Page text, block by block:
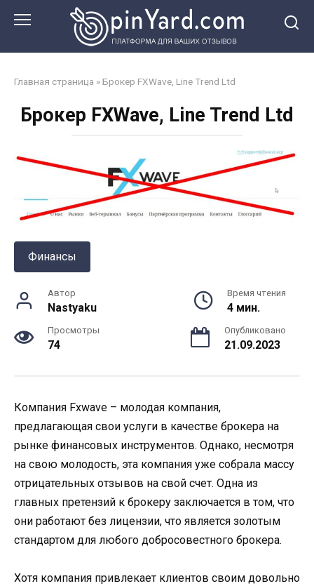
Главная страница »Брокер FXWave, Line Trend Ltd
Брокер FXWave, Line Trend Ltd
Финансы
Автор
Nastyaku
Время чтения
4 мин.
Просмотры
74
Опубликовано
21.09.2023
Компания Fxwave – молодая компания,
предлагающая свои услуги в качестве брокера на
рынке финансовых инструментов. Однако, несмотря
на свою молодость, эта компания уже собрала массу
отрицательных отзывов на свой счет. Одна из
главных претензий к брокеру заключается в том, что
они работают без лицензии, что является золотым
стандартом для любого добросовестного брокера.
Хотя компания привлекает клиентов своим довольно